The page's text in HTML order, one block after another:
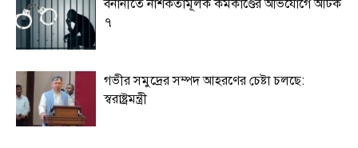
বনানীতে নাশকতামূলক কর্মকাণ্ডের অভিযোগে আটক
৭
গভীর সমুদ্রের সম্পদ আহরণের চেষ্টা চলছে:
স্বরাষ্ট্রমন্ত্রী